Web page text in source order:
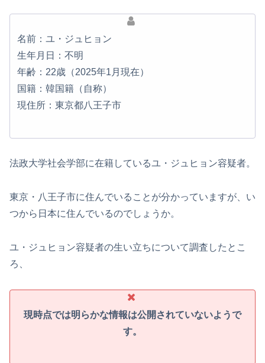
名前：ユ・ジュヒョン
生年月日：不明
年齢：22歳（2025年1月現在）
国籍：韓国籍（自称）
現住所：東京都八王子市
法政大学社会学部に在籍しているユ・ジュヒョン容疑者。
東京・八王子市に住んでいることが分かっていますが、い
つから日本に住んでいるのでしょうか。
ユ・ジュヒョン容疑者の生い立ちについて調査したとこ
ろ、
現時点では明らかな情報は公開されていないようで
す。